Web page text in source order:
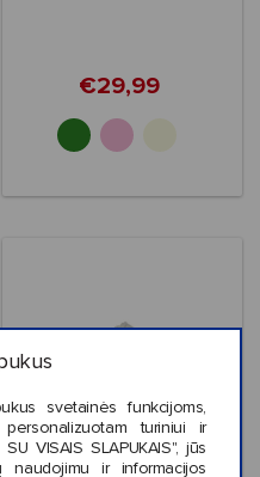
svetainės funkcijoms,
turiniui ir
VISAIS SLAPUKAIS", jūs
naudojimu ir informacijos
€29,99